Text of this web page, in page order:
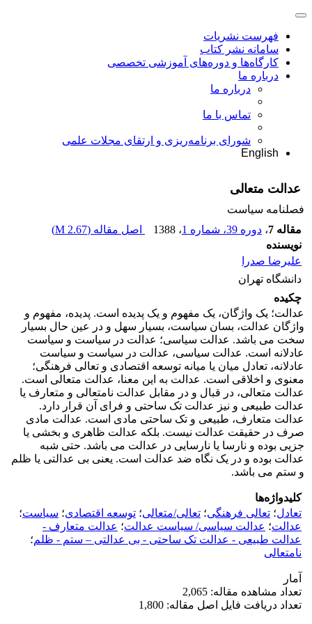
فهرست نشریات
سامانه نشر کتاب
کارگاه‌ها و دوره‌های آموزشی تخصصی
درباره ما
درباره ما
تماس با ما
شورای برنامه‌ریزی و ارتقای مجلات علمی
English
عدالت متعالی
فصلنامه سیاست
مقاله 7
، دوره 39، شماره 1 ، 1388 اصل مقاله (2.67 M
)
نویسنده
علیرضا صدرا
دانشگاه تهران
چکیده
عدالت؛ یک واژگان، یک مفهوم و یک پدیده است. پدیده، مفهوم و
واژگان عدالت، بسان سیاست، بسیار سهل و در عین حال بسیار
سخت می باشد. عدالت سیاسی؛ عدالت در سیاست و سیاست
عادلانه است. عدالت سیاسی، عدالت در سیاست و سیاست
عادلانه، تعادل میان یا میانه توسعه اقتصادی و تعالی فرهنگی؛
معنوی و اخلاقی است. عدالت به این معنا، عدالت متعالی است.
عدالت متعالی، در قبال و در مقابل عدالت نامتعالی و متعارف یا
عدالت طبیعی و نیز عدالت تک ساحتی و فرای آن قرار دارد.
عدالت متعارف، طبیعی و تک ساحتی مادی است. عدالت مادی
صرف در حقیقت عدالت نیست. بلکه عدالت ظاهری و بخشی یا
جزیی بوده و نارسا یا نارسایی در عدالت می باشد. حتی شبه
عدالت بوده و در یک نگاه ضد عدالت است. یعنی بی عدالتی یا ظلم
و ستم می باشد.
کلیدواژه‌ها
تعادل؛ تعالی فرهنگی؛ تعالی/متعالی؛ توسعه اقتصادی؛ سیاست؛
عدالت؛ عدالت سیاسی/ سیاست عدالت؛ عدالت متعارف -
عدالت طبیعی - عدالت تک ساحتی - بی عدالتی – ستم - ظلم؛
نامتعالی
آمار
تعداد مشاهده مقاله: 2,065
تعداد دریافت فایل اصل مقاله: 1,800